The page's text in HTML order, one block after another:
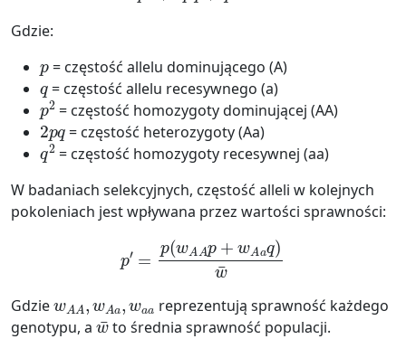
Gdzie:
= częstość allelu dominującego (A)
q
= częstość allelu recesywnego (a)
p2
= częstość homozygoty dominującej (AA)
2 pq
= częstość heterozygoty (Aa)
q2
= częstość homozygoty recesywnej (aa)
W badaniach selekcyjnych, częstość alleli w kolejnych
pokoleniach jest wpływana przez wartości sprawności:
wAA +w Aaq w¯
Gdzie
reprezentują sprawność każdego
genotypu, a
w¯
to średnia sprawność populacji.